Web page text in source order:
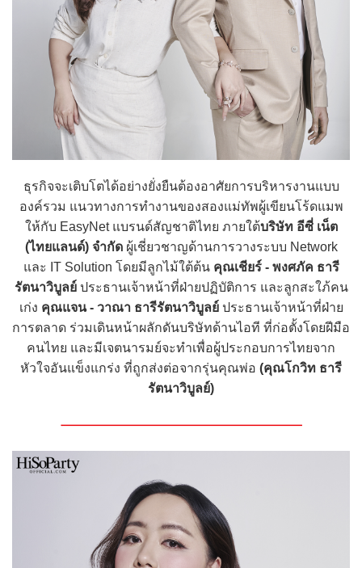
ธุรกิจจะเติบโตได้อย่างยั่งยืนต้องอาศัยการบริหารงานแบบ
องค์รวม แนวทางการทำงานของสองแม่ทัพผู้เขียนโร้ดแมพ
ให้กับ EasyNet แบรนด์สัญชาติไทย ภายใต้บริษัท อีซี่ เน็ต
(ไทยแลนด์) จำกัดผู้เชี่ยวชาญด้านการวางระบบ Network
และ IT Solution โดยมีลูกไม้ใต้ต้น คุณเชียร์ - พงศภัค ธารี
รัตนาวิบูลย์ประธานเจ้าหน้าที่ฝ่ายปฏิบัติการ และลูกสะใภ้คน
เก่ง คุณแจน - วาณา ธารีรัตนาวิบูลย์ประธานเจ้าหน้าที่ฝ่าย
การตลาด ร่วมเดินหน้าผลักดันบริษัทด้านไอที ที่ก่อตั้งโดยฝีมือ
คนไทย และมีเจตนารมย์จะทำเพื่อผู้ประกอบการไทยจาก
หัวใจอันแข็งแกร่ง ที่ถูกส่งต่อจากรุ่นคุณพ่อ (คุณโกวิท ธารี
รัตนาวิบูลย์)